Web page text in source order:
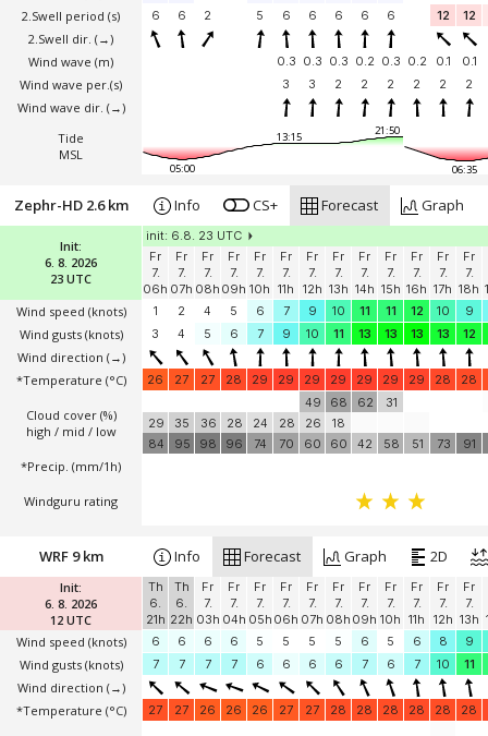
2.Swell period (s)
2.Swell dir. (→)
Wind wave (m)
Wind wave per.(s)
Wind wave dir. (→)
Tide
MSL
6
6 2 5 6 6 6 6 6 12 12
0.3 0.3 0.3 0.2 0.3 0.2 0.1
0.1
3
3 2 2 2 2 2 2
13:15 21:50
05:00 06:35
Init:
6. 8. 2026
23 UTC
Wind speed (knots)
Wind gusts (knots)
Wind direction (→)
*Temperature (°C)
Cloud cover (%)
high / mid / low
*Precip. (mm/1h)
Windguru rating
Zephr-HD 2.6 km Info CS+ Forecast Graph
init: 6.8. 23 UTC
Fr
7.
06h
Fr
7.
07h
Fr
7.
08h
Fr
7.
09h
Fr
7.
10h
Fr
7.
11h
Fr
7.
12h
Fr
7.
13h
Fr
7.
14h
Fr
7.
15h
Fr
7.
16h
Fr
7.
17h
Fr
7.
18h
1
2 4 5 6 7 9 10 11 11 12 10
9
3
4 5 6 7 9 10 11 13 13 13 13 12
26 27 27 28 29 29 29 29 29 29 29 28 28
29
84
35
95
36
98
28
96
24
74
28
70
49
26
60
68
18
60
62
42
31
58 51 73 91
Init:
6. 8. 2026
12 UTC
Wind speed (knots)
Wind gusts (knots)
Wind direction (→)
*Temperature (°C)
WRF 9 km Info Forecast Graph 2D
Th
6.
21h
Th
6.
22h
Fr
7.
03h
Fr
7.
04h
Fr
7.
05h
Fr
7.
06h
Fr
7.
07h
Fr
7.
08h
Fr
7.
09h
Fr
7.
10h
Fr
7.
11h
Fr
7.
12h
Fr
7.
13h
6
6 6 6 5 5 5 5 6 5 6 8
9
7
7 7 7 6 6 6 6 7 6 7 10 11
27 27 26 26 26 27 27 28 28 28 28 28 28